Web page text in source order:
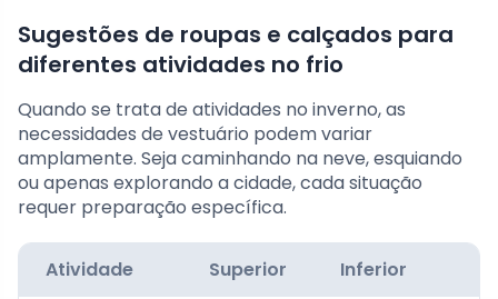
Sugestões de roupas e calçados para
diferentes atividades no frio
Quando se trata de atividades no inverno, as
necessidades de vestuário podem variar
amplamente. Seja caminhando na neve, esquiando
ou apenas explorando a cidade, cada situação
requer preparação específica.
Atividade Superior Inferior